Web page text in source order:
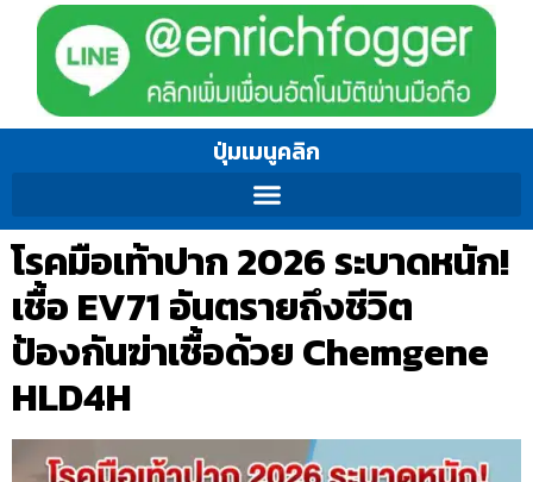
ปุ่มเมนูคลิก
โรคมือเท้าปาก 2026 ระบาดหนัก!
เชื้อ EV71 อันตรายถึงชีวิต
ป้องกันฆ่าเชื้อด้วย Chemgene
HLD4H